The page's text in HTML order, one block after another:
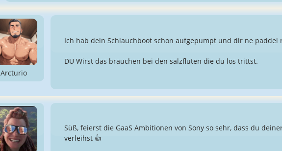
Arcturio
Ich hab dein Schlauchboot schon aufgepumpt und dir ne paddel
DU Wirst das brauchen bei den salzfluten die du los trittst.
Süß, feierst die GaaS Ambitionen von Sony so sehr, dass du
verleihst 👍